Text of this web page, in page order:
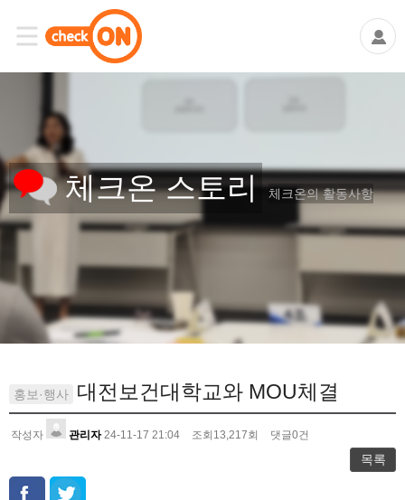
체크온 스토리 체크온의 활동사항
홍보·행사 대전보건대학교와 MOU체결
작성자 관리자 24-11-17 21:04 조회 13,217회 댓글0건
목록